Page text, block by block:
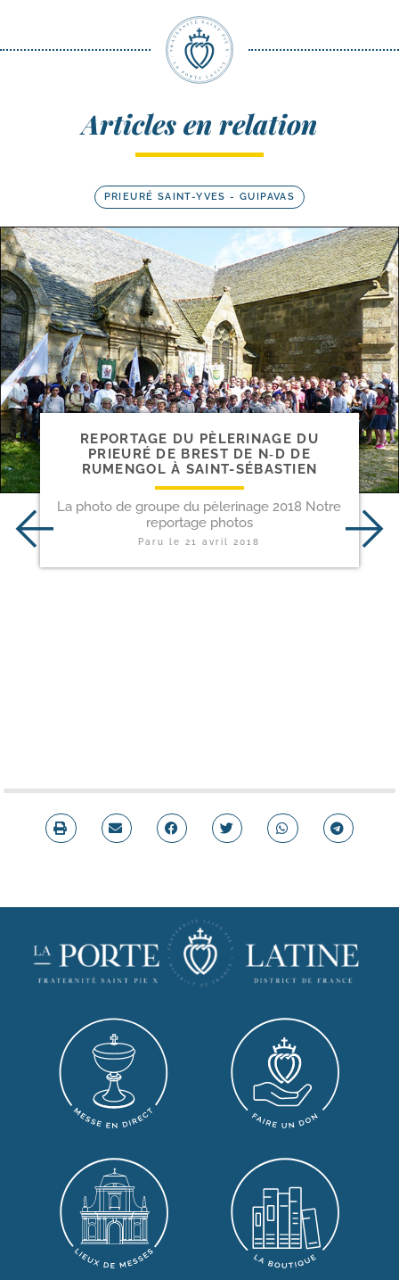
Articles en relation
PRIEURÉ SAINT-YVES - GUIPAVAS
REPORTAGE DU PÈLERINAGE DU
PRIEURÉ DE BREST DE N‑D DE
RUMENGOL À SAINT-SÉBASTIEN
La photo de groupe du pèlerinage 2018 Notre
reportage photos
Paru le21 avril 2018